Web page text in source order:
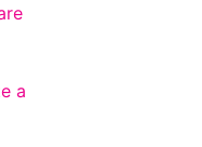
a